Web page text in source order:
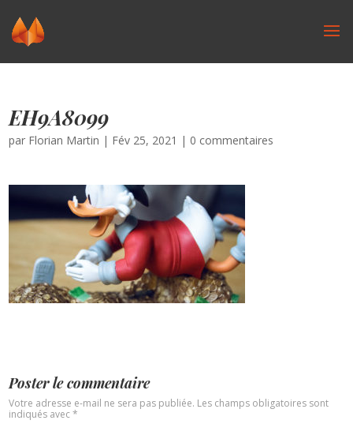
EH9A8099
par Florian Martin | Fév 25, 2021 | 0 commentaires
Poster le commentaire
Votre adresse e-mail ne sera pas publiée. Les champs obligatoires sont
indiqués avec*